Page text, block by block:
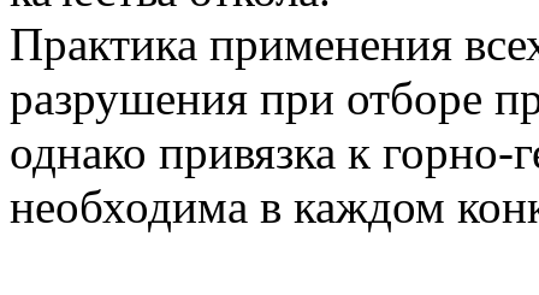
Практика применения
разрушения при отборе
однако привязка к
необходима в каждом